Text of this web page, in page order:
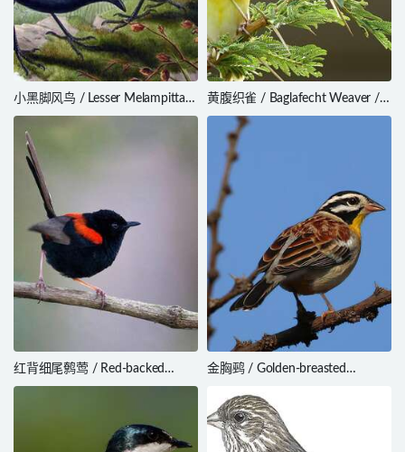
小黑脚风鸟 / Lesser Melampitta /
Melampitta lugubris
黄腹织雀 / Baglafecht Weaver /
Ploceus baglafecht
红背细尾鹩莺 / Red-backed
Fairywren / Malurus
金胸鹀 / Golden-breasted